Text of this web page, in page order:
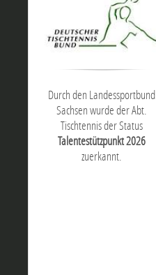
Durch den Landessportbund
Sachsen wurde der Abt.
Tischtennis der Status
Talentestützpunkt 2026
zuerkannt.